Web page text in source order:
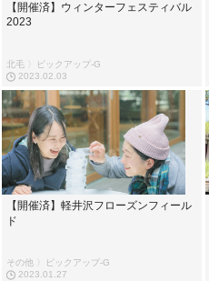
【開催済】ウィンターフェスティバル
2023
北毛 〉ピックアップ-G
2023.02.03
【開催済】軽井沢フローズンフィール
ド
その他 〉ピックアップ-G
2023.01.27